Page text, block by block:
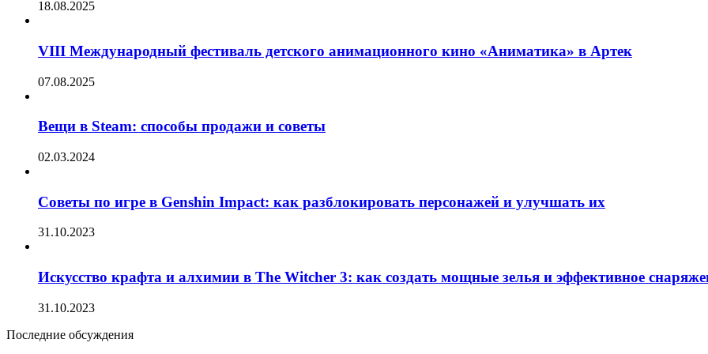
18.08.2025
VIII Международный фестиваль детского анимационного кино «Аниматика» в Артек
07.08.2025
Вещи в Steam: способы продажи и советы
02.03.2024
Советы по игре в Genshin Impact: как разблокировать персонажей и улучшать их
31.10.2023
Искусство крафта и алхимии в The Witcher 3: как создать мощные зелья и эффективное
31.10.2023
Последние обсуждения